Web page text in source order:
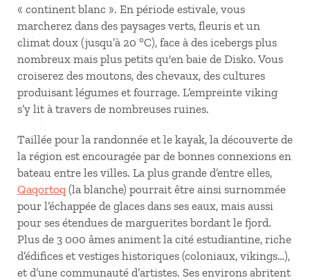
« continent blanc ». En période estivale, vous
marcherez dans des paysages verts, fleuris et un
climat doux (jusqu’à 20 °C), face à des icebergs plus
nombreux mais plus petits qu'en baie de Disko. Vous
croiserez des moutons, des chevaux, des cultures
produisant légumes et fourrage. L’empreinte viking
s’y lit à travers de nombreuses ruines.
Taillée pour la randonnée et le kayak, la découverte de
la région est encouragée par de bonnes connexions en
bateau entre les villes. La plus grande d’entre elles,
Qaqortoq (la blanche) pourrait être ainsi surnommée
pour l’échappée de glaces dans ses eaux, mais aussi
pour ses étendues de marguerites bordant le fjord.
Plus de 3 000 âmes animent la cité estudiantine, riche
d’édifices et vestiges historiques (coloniaux, vikings…),
et d’une communauté d’artistes. Ses environs abritent